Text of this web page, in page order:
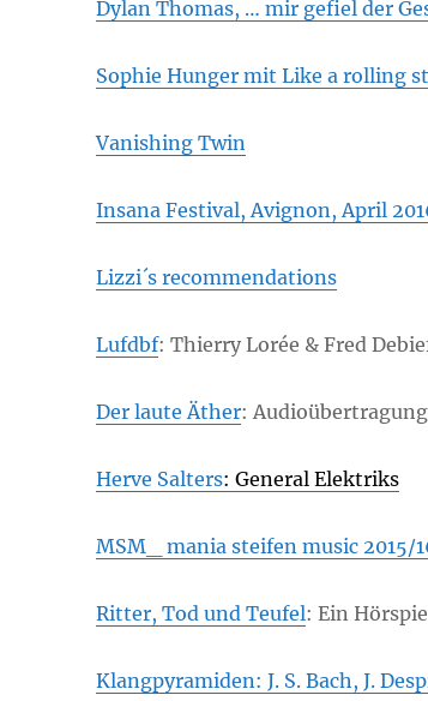
Dylan Thomas, … mir gefiel der
Sophie Hunger mit Like a rolling
Vanishing Twin
Insana Festival, Avignon, April
Lizzi´s recommendations
Lufdbf: Thierry Lorée & Fred
Der laute Äther:
Herve Salters: General Elektriks
MSM_ mania steifen music 2015/
Ritter, Tod und Teufel: Ein
Klangpyramiden: J. S. Bach, J.